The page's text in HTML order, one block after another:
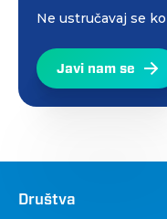
Ne ustručavaj se
Javi nam se
Društva
Društva